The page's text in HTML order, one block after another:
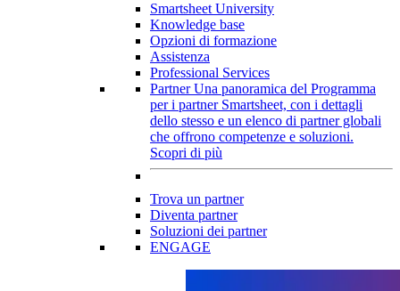
Smartsheet University
Knowledge base
Opzioni di formazione
Assistenza
Professional Services
Partner Una panoramica del Programma
per i partner Smartsheet, con i dettagli
dello stesso e un elenco di partner globali
che offrono competenze e soluzioni.
Scopri di più
Trova un partner
Diventa partner
Soluzioni dei partner
ENGAGE